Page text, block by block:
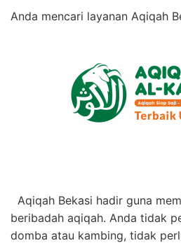
Anda mencari layanan Aqiqah
Aqiqah Bekasi hadir guna
beribadah aqiqah. Anda tidak
domba atau kambing, tidak